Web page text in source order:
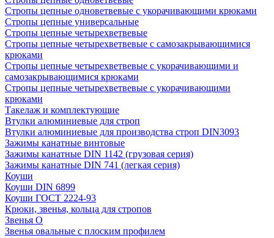
Стропы цепные одноветвевые с укорачивающими крюками
Стропы цепные универсальные
Стропы цепные четырехветвевые
Стропы цепные четырехветвевые с самозакрывающимися
крюками
Стропы цепные четырехветвевые с укорачивающими и
самозакрывающимися крюками
Стропы цепные четырехветвевые с укорачивающими
крюками
Такелаж и комплектующие
Втулки алюминиевые для строп
Втулки алюминиевые для производства строп DIN3093
Зажимы канатные винтовые
Зажимы канатные DIN 1142 (грузовая серия)
Зажимы канатные DIN 741 (легкая серия)
Коуши
Коуши DIN 6899
Коуши ГОСТ 2224-93
Крюки, звенья, кольца для стропов
Звенья О
Звенья овальные с плоским профилем